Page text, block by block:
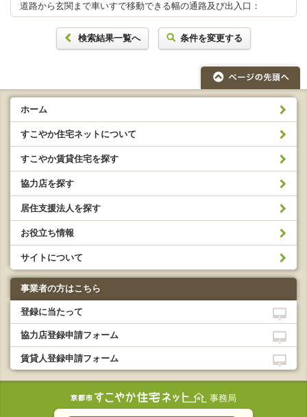
道路から玄関まで車いすで移動できる幅の通路及び出入口：
検索結果一覧へ 条件を変更する
ホーム
すこやか住宅ネットについて
すこやか賃貸住宅を探す
協力店を探す
居住支援法人を探す
お役立ち情報
サイトについて
事業者の方はこちら
登録に当たって
協力店登録申請フォーム
賃貸人登録申請フォーム
事務局